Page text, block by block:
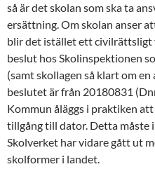
så är det skolan som ska ta
ersättning. Om skolan anser
blir det istället ett civilrättsligt
beslut hos Skolinspektionen
(samt skollagen så klart om
beslutet är från 20180831
Kommun åläggs i praktiken
tillgång till dator. Detta måste
Skolverket har vidare gått ut
skolformer i landet.